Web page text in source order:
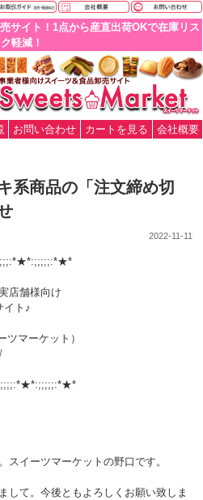
サイト！1点から産直出荷OKで在庫リス
ク軽減！
お問い合わせ カートを見る 会社概要
商品の「注文締め切
2022-11-11
店舗様向け
イト♪
マーケット）
スイーツマーケットの野口です。
して。今後ともよろしくお願い致しま